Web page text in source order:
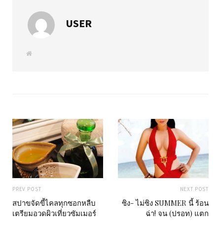
USER
W
PREV POST
สปาขจัดขี้ไคลทุกซอกหลืบ
เตรียมอวดผิวเที่ยวซัมเมอร์
NEXT POST
ซิง- ไม่ซิง SUMMER นี้ ร้อน
ฉ่า! จน (ปรอท) แตก